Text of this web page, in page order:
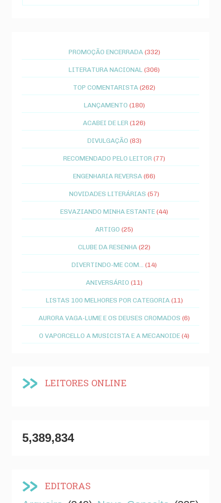
PROMOÇÃO ENCERRADA (332)
LITERATURA NACIONAL(306)
TOP COMENTARISTA(262)
LANÇAMENTO (180)
ACABEI DE LER(126)
DIVULGAÇÃO (83)
RECOMENDADO PELO LEITOR(77)
ENGENHARIA REVERSA(66)
NOVIDADES LITERÁRIAS (57)
ESVAZIANDO MINHA ESTANTE(44)
ARTIGO (25)
CLUBE DA RESENHA(22)
DIVERTINDO-ME COM... (14)
ANIVERSÁRIO (11)
LISTAS 100 MELHORES POR CATEGORIA (11)
AURORA VAGA-LUME E OS DEUSES CROMADOS (6)
O VAPORCELLO A MUSICISTA E A MECANOIDE(4)
LEITORES ONLINE
5,389,834
EDITORAS